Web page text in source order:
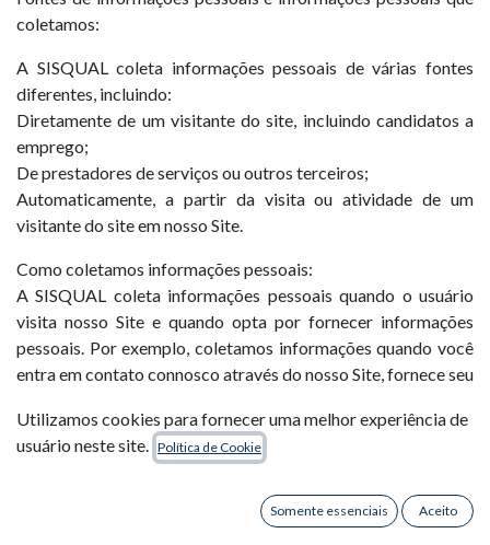
coletamos:
A SISQUAL coleta informações pessoais de várias fontes
diferentes, incluindo:
Diretamente de um visitante do site, incluindo candidatos a
emprego;
De prestadores de serviços ou outros terceiros;
Automaticamente, a partir da visita ou atividade de um
visitante do site em nosso Site.
Como coletamos informações pessoais:
A SISQUAL coleta informações pessoais quando o usuário
visita nosso Site e quando opta por fornecer informações
pessoais. Por exemplo, coletamos informações quando você
entra em contato connosco através do nosso Site, fornece seu
semelhantes, como as informações que você fornece quando
se inscreve em um webinar. Os candidatos a emprego que
criam um perfil neste site também podem fornecer
credenciais e outras informações relevantes para a
Utilizamos cookies para fornecer uma melhor experiência de
usuário neste site. Política de Cookie
Somente essenciais Aceito